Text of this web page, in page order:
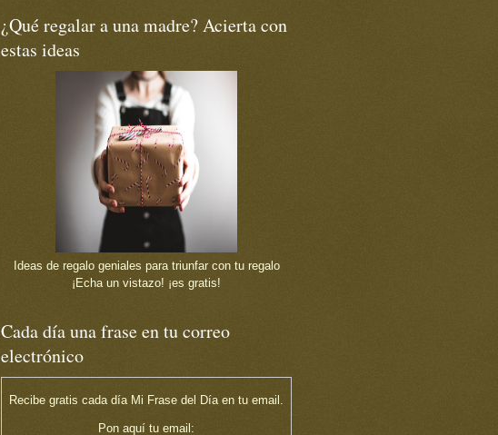
¿Qué regalar a una madre? Acierta con
estas ideas
Ideas de regalo geniales para triunfar con tu regalo
¡Echa un vistazo! ¡es gratis!
Cada día una frase en tu correo
electrónico
Recibe gratis cada día Mi Frase del Día en tu email.
Pon aquí tu email: